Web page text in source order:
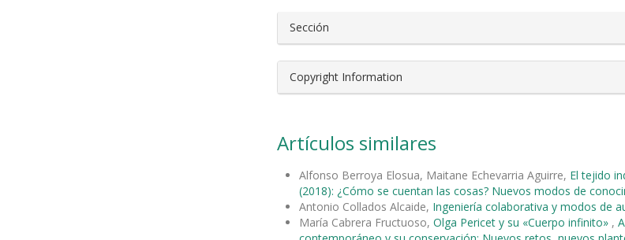
Sección
Copyright Information
Artículos similares
Alfonso Berroya Elosua, Maitane Echevarria Aguirre, El tejido
(2018): ¿Cómo se cuentan las cosas? Nuevos modos de
Antonio Collados Alcaide, Ingeniería colaborativa y modos de
María Cabrera Fructuoso, Olga Pericet y su «Cuerpo infinito» ,